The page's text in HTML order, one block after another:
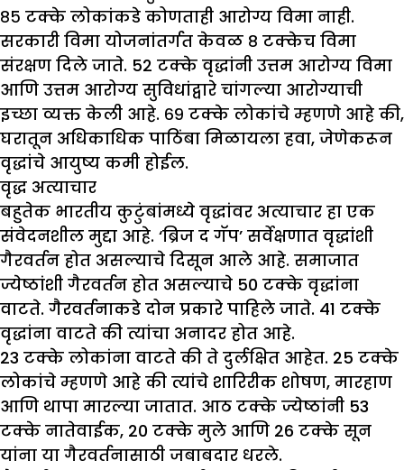
८५ टक्के लोकांकडे कोणताही आरोग्य विमा नाही.
सरकारी विमा योजनांतर्गत केवळ ८ टक्केच विमा
संरक्षण दिले जाते. 52 टक्के वृद्धांनी उत्तम आरोग्य विमा
आणि उत्तम आरोग्य सुविधांद्वारे चांगल्या आरोग्याची
इच्छा व्यक्त केली आहे. ६९ टक्के लोकांचे म्हणणे आहे की,
घरातून अधिकाधिक पाठिंबा मिळायला हवा, जेणेकरून
वृद्धांचे आयुष्य कमी होईल.
वृद्ध अत्याचार
बहुतेक भारतीय कुटुंबांमध्ये वृद्धांवर अत्याचार हा एक
संवेदनशील मुद्दा आहे. ‘ब्रिज द गॅप’ सर्वेक्षणात वृद्धांशी
गैरवर्तन होत असल्याचे दिसून आले आहे. समाजात
ज्येष्ठांशी गैरवर्तन होत असल्याचे 50 टक्के वृद्धांना
वाटते. गैरवर्तनाकडे दोन प्रकारे पाहिले जाते. 41 टक्के
वृद्धांना वाटते की त्यांचा अनादर होत आहे.
23 टक्के लोकांना वाटते की ते दुर्लक्षित आहेत. 25 टक्के
लोकांचे म्हणणे आहे की त्यांचे शारिरीक शोषण, मारहाण
आणि थापा मारल्या जातात. आठ टक्के ज्येष्ठांनी 53
टक्के नातेवाईक, 20 टक्के मुले आणि 26 टक्के सून
यांना या गैरवर्तनासाठी जबाबदार धरले.